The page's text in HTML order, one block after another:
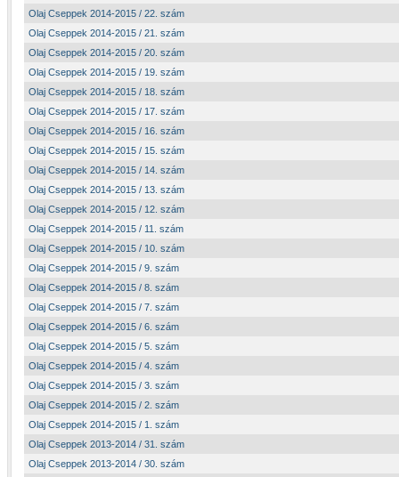
Olaj Cseppek 2014-2015 / 22. szám
Olaj Cseppek 2014-2015 / 21. szám
Olaj Cseppek 2014-2015 / 20. szám
Olaj Cseppek 2014-2015 / 19. szám
Olaj Cseppek 2014-2015 / 18. szám
Olaj Cseppek 2014-2015 / 17. szám
Olaj Cseppek 2014-2015 / 16. szám
Olaj Cseppek 2014-2015 / 15. szám
Olaj Cseppek 2014-2015 / 14. szám
Olaj Cseppek 2014-2015 / 13. szám
Olaj Cseppek 2014-2015 / 12. szám
Olaj Cseppek 2014-2015 / 11. szám
Olaj Cseppek 2014-2015 / 10. szám
Olaj Cseppek 2014-2015 / 9. szám
Olaj Cseppek 2014-2015 / 8. szám
Olaj Cseppek 2014-2015 / 7. szám
Olaj Cseppek 2014-2015 / 6. szám
Olaj Cseppek 2014-2015 / 5. szám
Olaj Cseppek 2014-2015 / 4. szám
Olaj Cseppek 2014-2015 / 3. szám
Olaj Cseppek 2014-2015 / 2. szám
Olaj Cseppek 2014-2015 / 1. szám
Olaj Cseppek 2013-2014 / 31. szám
Olaj Cseppek 2013-2014 / 30. szám